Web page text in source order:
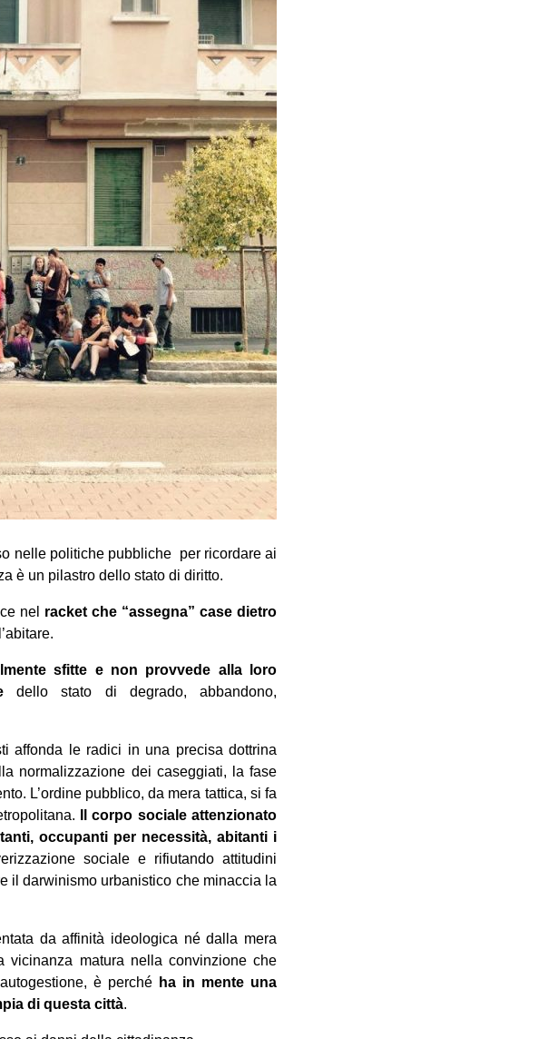
nelle politiche pubbliche per ricordare ai
è un pilastro dello stato di diritto.
nel racket che “assegna” case dietro
sfitte e non provvede alla loro
dello stato di degrado, abbandono,
affonda le radici in una precisa dottrina
normalizzazione dei caseggiati, la fase
L’ordine pubblico, da mera tattica, si fa
Il corpo sociale attenzionato
occupanti per necessità, abitanti i
sociale e rifiutando attitudini
il darwinismo urbanistico che minaccia la
da affinità ideologica né dalla mera
vicinanza matura nella convinzione che
è perché ha in mente una
di questa città.